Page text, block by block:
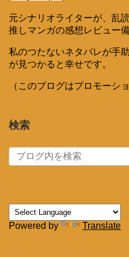
元シナリオライターが、乱
推しマンガの感想レビュー
私のつたないネタバレが手
が見つかると幸せです。
（このブログはプロモーシ
検索
Powered by Translate